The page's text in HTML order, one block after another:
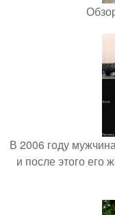
В 2006 году
и после этого его